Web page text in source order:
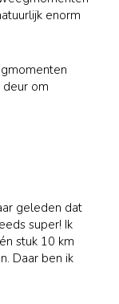
enorm
om
geleden dat
super! Ik
stuk 10 km
Daar ben ik